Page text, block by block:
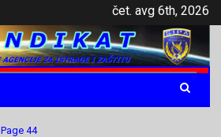
čet. avg 6th, 2026
Page 44